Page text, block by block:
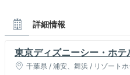
詳細情報
東京ディズニーシー・ホテ
千葉県 / 浦安、舞浜 / リゾート